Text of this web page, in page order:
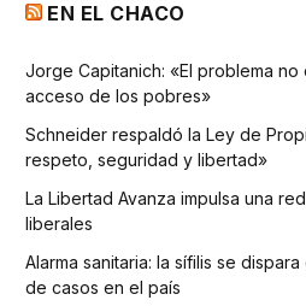
EN EL CHACO
Jorge Capitanich: «El problema
acceso de los pobres»
Schneider respaldó la Ley de
respeto, seguridad y libertad»
La Libertad Avanza impulsa una
liberales
Alarma sanitaria: la sífilis se
de casos en el país